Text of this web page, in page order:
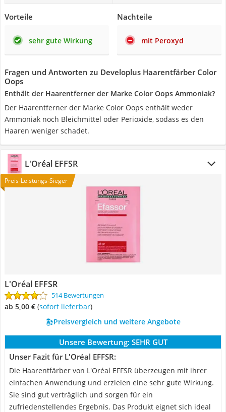
Vorteile
sehr gute Wirkung
Nachteile
mit Peroxyd
Fragen und Antworten zu Developlus Haarentfärber Color
Oops
Enthält der Haarentferner der Marke Color Oops Ammoniak?
Der Haarentferner der Marke Color Oops enthält weder
Ammoniak noch Bleichmittel oder Perioxide, sodass es den
Haaren weniger schadet.
L'Oréal EFFSR
Preis-Leistungs-Sieger
L'Oréal EFFSR
514 Bewertungen
ab 5,00 € ( Sofort lieferbar)
Preisvergleich und weitere Angebote
Unsere Bewertung: SEHR GUT
Unser Fazit für L'Oréal EFFSR:
Die Haarentfärber von L'Oréal EFFSR überzeugen mit ihrer
einfachen Anwendung und erzielen eine sehr gute Wirkung.
Sie sind gut verträglich und sorgen für ein
zufriedenstellendes Ergebnis. Das Produkt eignet sich ideal